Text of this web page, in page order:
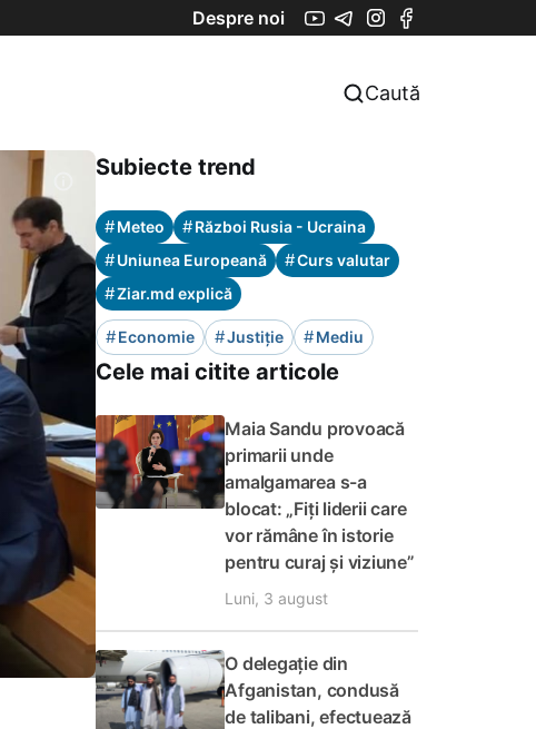
Despre noi
Caută
Subiecte trend
#Meteo #Război Rusia - Ucraina
#Uniunea Europeană #Curs valutar
#Ziar.md explică
#Economie #Justiție #Mediu
Cele mai citite articole
Maia Sandu provoacă
primarii unde
amalgamarea s-a
blocat: „Fiți liderii care
vor rămâne în istorie
pentru curaj și viziune”
Luni, 3 august
O delegație din
Afganistan, condusă
de talibani, efectuează